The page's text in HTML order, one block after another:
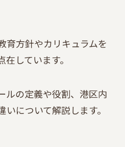
育方針やカリキュラムを
しています。
ルの定義や役割、港区内
について解説します。